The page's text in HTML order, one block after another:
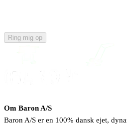
Ring mig op
Om Baron A/S
Baron A/S er en 100% dansk ejet,